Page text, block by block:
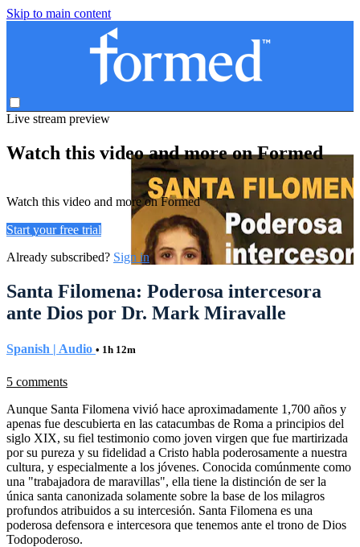
Skip to main content
Live stream preview
Watch this video and more on Formed
Watch this video and more on Formed
Start your free trial
Already subscribed? Sign in
Santa Filomena: Poderosa intercesora
ante Dios por Dr. Mark Miravalle
Spanish | Audio • 1h 12m
5 comments
Aunque Santa Filomena vivió hace aproximadamente 1,700 años y
apenas fue descubierta en las catacumbas de Roma a principios del
siglo XIX, su fiel testimonio como joven virgen que fue martirizada
por su pureza y su fidelidad a Cristo habla poderosamente a nuestra
cultura, y especialmente a los jóvenes. Conocida comúnmente como
una "trabajadora de maravillas", ella tiene la distinción de ser la
única santa canonizada solamente sobre la base de los milagros
profundos atribuidos a su intercesión. Santa Filomena es una
poderosa defensora e intercesora que tenemos ante el trono de Dios
Todopoderoso.